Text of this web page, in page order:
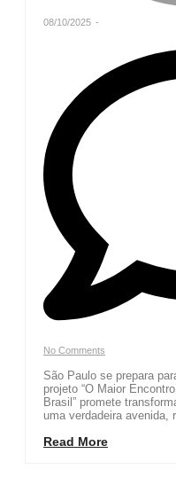
08/10/2025 -
No Comments
São Paulo se prepara
projeto “O Maior
Brasil” promete
uma verdadeira avenida,
Read More